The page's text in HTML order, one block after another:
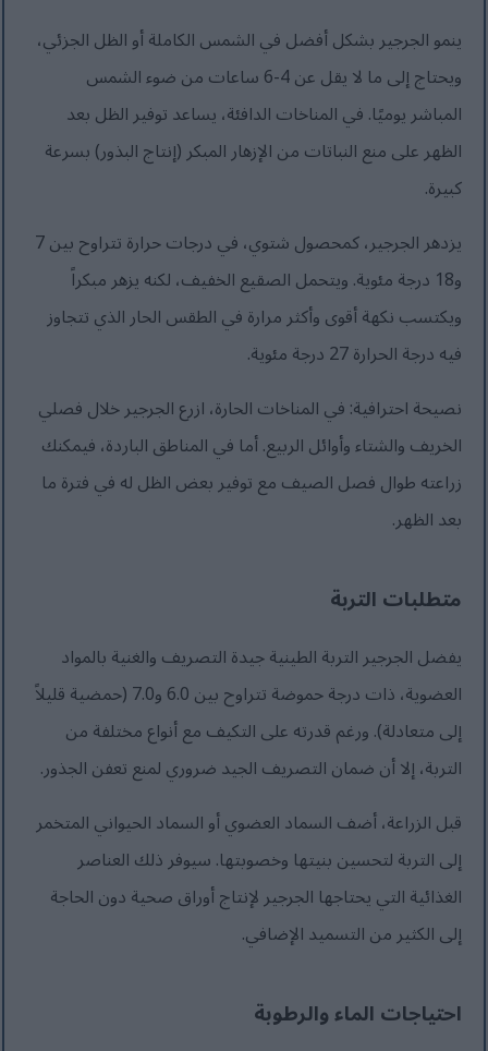
ينمو الجرجير بشكل أفضل في الشمس الكاملة أو الظل الجزئي،
ويحتاج إلى ما لا يقل عن 4-6 ساعات من ضوء الشمس
المباشر يوميًا. في المناخات الدافئة، يساعد توفير الظل بعد
الظهر على منع النباتات من الإزهار المبكر (إنتاج البذور) بسرعة
كبيرة.
يزدهر الجرجير، كمحصول شتوي، في درجات حرارة تتراوح بين 7
و18 درجة مئوية. ويتحمل الصقيع الخفيف، لكنه يزهر مبكراً
ويكتسب نكهة أقوى وأكثر مرارة في الطقس الحار الذي تتجاوز
فيه درجة الحرارة 27 درجة مئوية.
نصيحة احترافية: في المناخات الحارة، ازرع الجرجير خلال فصلي
الخريف والشتاء وأوائل الربيع. أما في المناطق الباردة، فيمكنك
زراعته طوال فصل الصيف مع توفير بعض الظل له في فترة ما
بعد الظهر.
متطلبات التربة
يفضل الجرجير التربة الطينية جيدة التصريف والغنية بالمواد
العضوية، ذات درجة حموضة تتراوح بين 6.0 و7.0 (حمضية قليلاً
إلى متعادلة). ورغم قدرته على التكيف مع أنواع مختلفة من
التربة، إلا أن ضمان التصريف الجيد ضروري لمنع تعفن الجذور.
قبل الزراعة، أضف السماد العضوي أو السماد الحيواني المتخمر
إلى التربة لتحسين بنيتها وخصوبتها. سيوفر ذلك العناصر
الغذائية التي يحتاجها الجرجير لإنتاج أوراق صحية دون الحاجة
إلى الكثير من التسميد الإضافي.
احتياجات الماء والرطوبة